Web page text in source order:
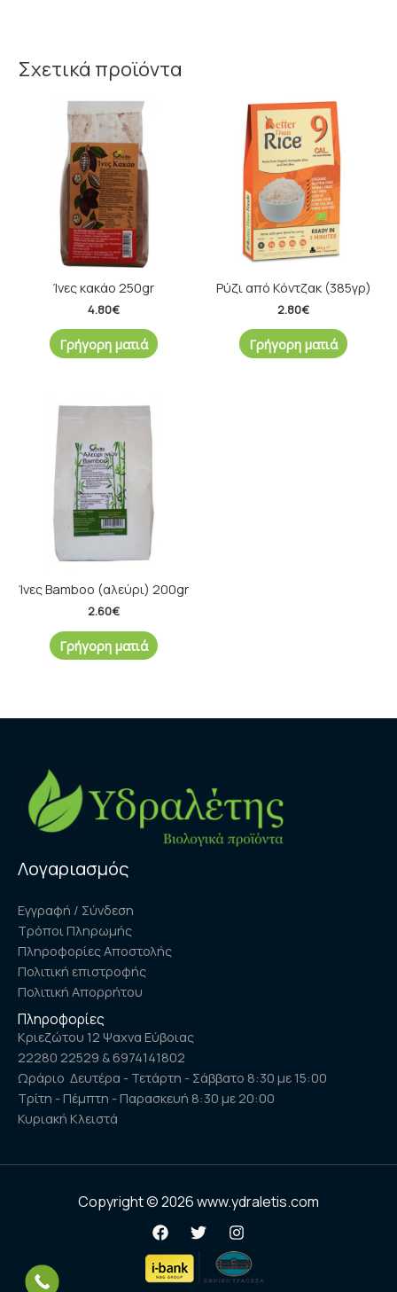
Σχετικά προϊόντα
Ίνες κακάο 250gr
4.80€
Γρήγορη ματιά
Ρύζι από Κόντζακ (385γρ)
2.80€
Γρήγορη ματιά
Ίνες Bamboo (αλεύρι) 200gr
2.60€
Γρήγορη ματιά
Λογαριασμός
Εγγραφή / Σύνδεση
Τρόποι Πληρωμής
Πληροφορίες Αποστολής
Πολιτική επιστροφής
Πολιτική Απορρήτου
Πληροφορίες
Κριεζώτου 12 Ψαχνα Εύβοιας
22280 22529 & 6974141802
Ωράριο Δευτέρα - Τετάρτη - Σάββατο 8:30 με 15:00
Τρίτη - Πέμπτη - Παρασκευή 8:30 με 20:00
Κυριακή Κλειστά
Copyright © 2026 www.ydraletis.com